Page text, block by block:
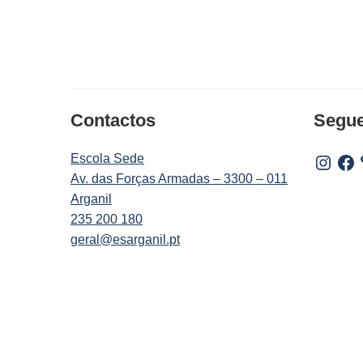
Contactos
Escola Sede
Av. das Forças Armadas – 3300 – 011
Arganil
235 200 180
geral@esarganil.pt